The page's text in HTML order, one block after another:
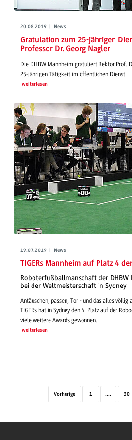
20.08.2019 | News
Gratulation zum 25-jährigen
Professor Dr. Georg Nagler
Die DHBW Mannheim gratuliert Rektor Prof.
25-jährigen Tätigkeit im öffentlichen Dienst.
weiterlesen
19.07.2019 | News
TIGERs Mannheim auf Platz 4
Roboterfußballmanschaft der DHBW
bei der Weltmeisterschaft in Sydney
Antäuschen, passen, Tor - und das alles völlig
TIGERs hat in Sydney den 4. Platz auf der
viele weitere Awards gewonnen.
weiterlesen
Vorherige 1 .... 30